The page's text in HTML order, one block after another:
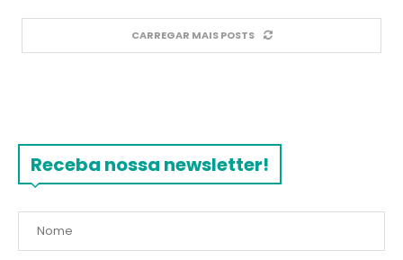
CARREGAR MAIS POSTS
Receba nossa newsletter!